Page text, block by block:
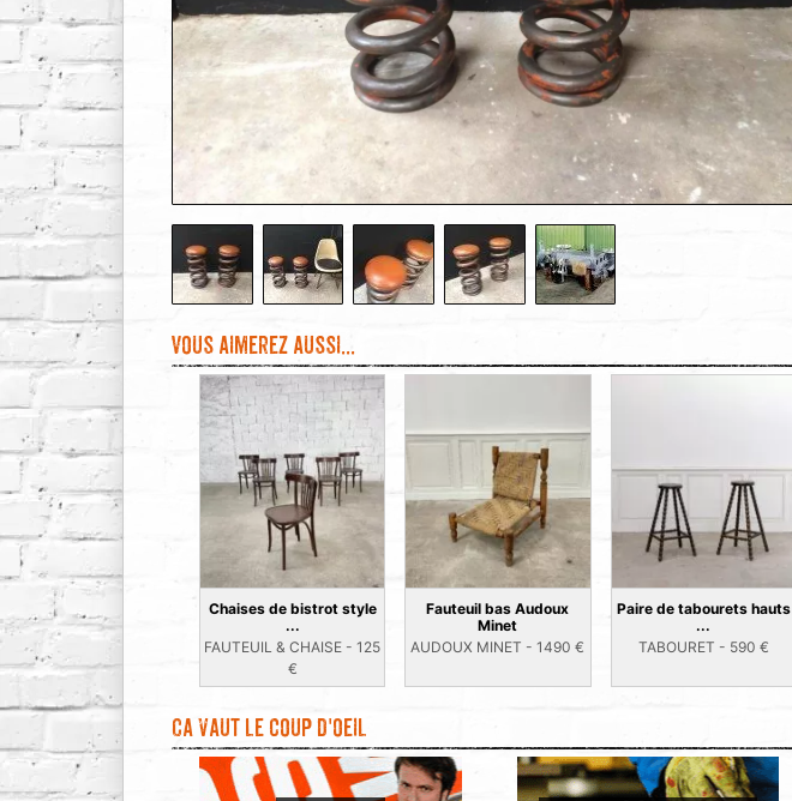
Vous aimerez aussi...
Chaises de bistrot style
...
FAUTEUIL & CHAISE -125
€
Fauteuil bas Audoux
Minet
AUDOUX MINET -1490 €
Paire de tabourets hauts
...
TABOURET - 590 €
Ca vaut le coup d'oeil